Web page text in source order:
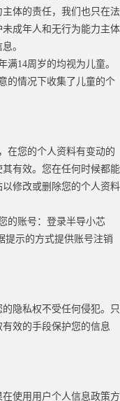
体的责任，我们也只在法
成年人和无行为能力主体
。
14周岁的均视为儿童。
的情况下收集了儿童的个
在您的个人资料有变动的
有效。您在任何时候都能
修改或删除您的个人资料
的账号：登录半导小芯
提示的方式提供账号注销
隐私权不受任何侵犯。只
效的手段保护您的信息
使用用户个人信息政策方